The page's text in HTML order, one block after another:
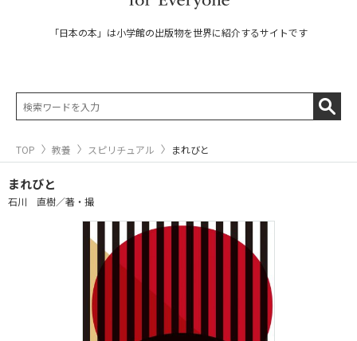
「日本の本」は小学館の出版物を世界に紹介するサイトです
TOP 教養 スピリチュアル まれびと
まれびと
石川 直樹／著・撮